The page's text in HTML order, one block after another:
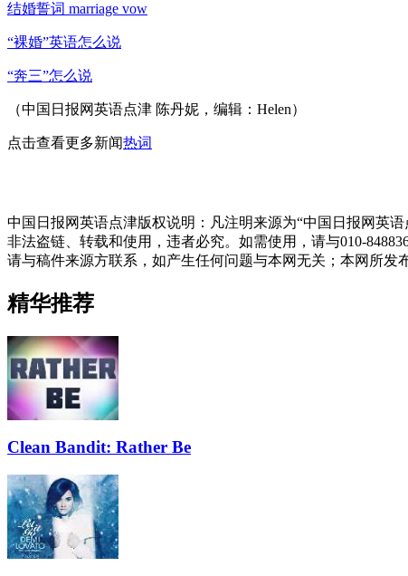
结婚誓词 marriage vow
“裸婚”英语怎么说
“奔三”怎么说
（中国日报网英语点津 陈丹妮，编辑：Helen）
点击查看更多新闻热词
中国日报网英语点津版权说明：凡注明来源为“中国日报网英
非法盗链、转载和使用，违者必究。如需使用，请与010-
请与稿件来源方联系，如产生任何问题与本网无关；本网所发
精华推荐
Clean Bandit: Rather Be